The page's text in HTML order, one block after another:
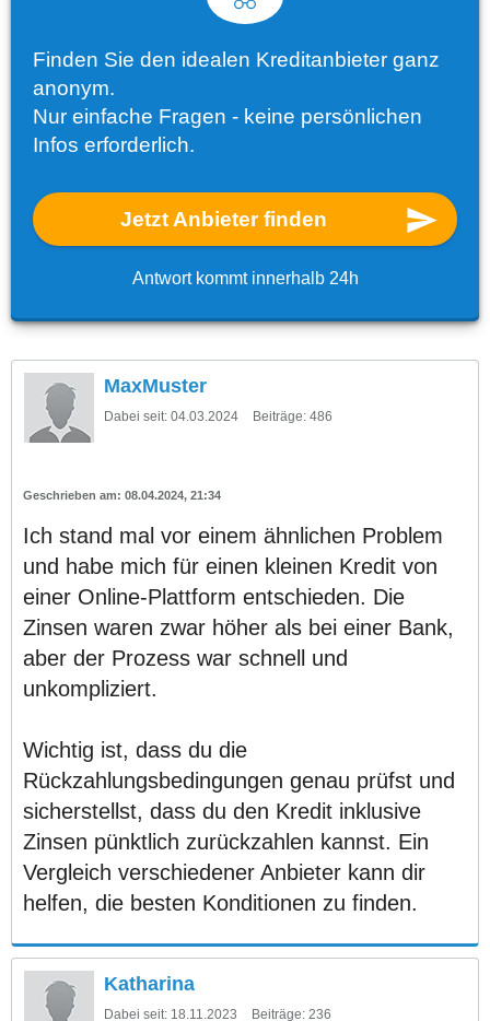
Finden Sie den idealen Kreditanbieter ganz
anonym.
Nur einfache Fragen - keine persönlichen
Infos erforderlich.
Jetzt Anbieter finden
Antwort kommt innerhalb 24h
MaxMuster
Dabei seit: 04.03.2024 Beiträge: 486
08.04.2024, 21:34
Ich stand mal vor einem ähnlichen Problem
und habe mich für einen kleinen Kredit von
einer Online-Plattform entschieden. Die
Zinsen waren zwar höher als bei einer Bank,
aber der Prozess war schnell und
unkompliziert.
Wichtig ist, dass du die
Rückzahlungsbedingungen genau prüfst und
sicherstellst, dass du den Kredit inklusive
Zinsen pünktlich zurückzahlen kannst. Ein
Vergleich verschiedener Anbieter kann dir
helfen, die besten Konditionen zu finden.
Katharina
Dabei seit: 18.11.2023 Beiträge: 236